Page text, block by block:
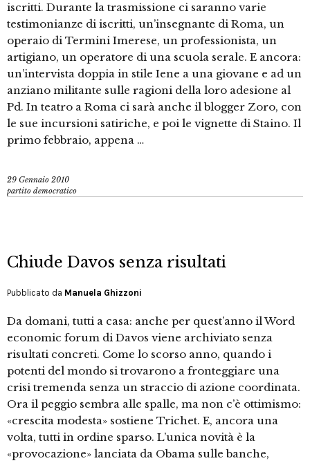
iscritti. Durante la trasmissione ci saranno varie
testimonianze di iscritti, un’insegnante di Roma, un
operaio di Termini Imerese, un professionista, un
artigiano, un operatore di una scuola serale. E ancora:
un’intervista doppia in stile Iene a una giovane e ad un
anziano militante sulle ragioni della loro adesione al
Pd. In teatro a Roma ci sarà anche il blogger Zoro, con
le sue incursioni satiriche, e poi le vignette di Staino. Il
primo febbraio, appena …
29 Gennaio 2010
partito democratico
Chiude Davos senza risultati
Pubblicato da Manuela Ghizzoni
Da domani, tutti a casa: anche per quest’anno il Word
economic forum di Davos viene archiviato senza
risultati concreti. Come lo scorso anno, quando i
potenti del mondo si trovarono a fronteggiare una
crisi tremenda senza un straccio di azione coordinata.
Ora il peggio sembra alle spalle, ma non c’è ottimismo:
«crescita modesta» sostiene Trichet. E, ancora una
volta, tutti in ordine sparso. L’unica novità è la
«provocazione» lanciata da Obama sulle banche,